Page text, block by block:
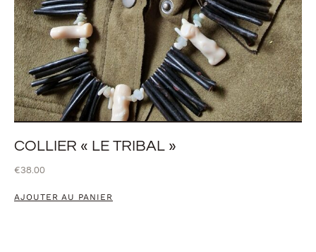
COLLIER « LE TRIBAL »
€38.00
AJOUTER AU PANIER